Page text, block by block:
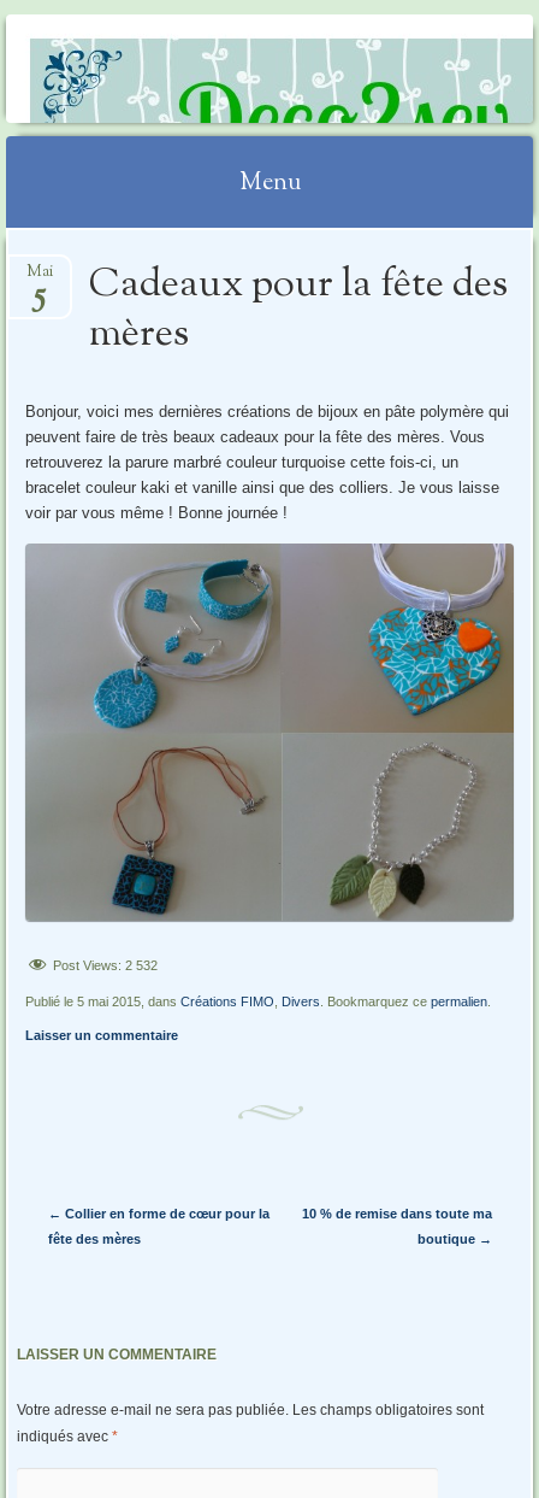
DECO2SEV
Menu
au
contenu
Cadeaux pour la fête des
mères
Mai
5
Bonjour, voici mes dernières créations de bijoux en pâte polymère qui
peuvent faire de très beaux cadeaux pour la fête des mères. Vous
retrouverez la parure marbré couleur turquoise cette fois-ci, un
bracelet couleur kaki et vanille ainsi que des colliers. Je vous laisse
voir par vous même ! Bonne journée !
Post Views: 2 532
Publié le 5 mai 2015, dansCréations FIMO Divers . Bookmarquez cepermalien
Laisser un commentaire
Navigation des articles
← Collier en forme de cœur pour la
fête des mères
10 % de remise dans toute ma
boutique →
LAISSER UN COMMENTAIRE
Votre adresse e-mail ne sera pas publiée. Les champs obligatoires sont
indiqués avec *